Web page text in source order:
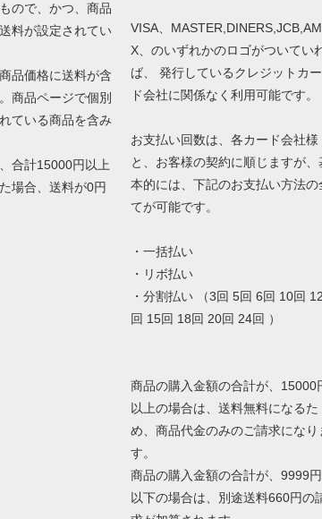
ので、かつ、商品
料が設定されてい
品価格に送料が含
商品ページで個別
ている商品を含み
合計15000円以上
場合、送料が0円
VISA、
X、のいずれかのロゴがついてい
ば、 発行しているクレジットカー
ド会社に関係なく利用可能です。
お支払い回数は、各カード会社様
と、お客様の契約に順じますが、
本的には、下記のお支払い方法の
てが可能です。
・一括払い
・リボ払い
・分割払い （3回 5回 6回 10回 12
回 15回 18回 20回 24回 ）
商品の購入金額の合計が、15000
以上の場合は、送料無料になるた
め、商品代金のみのご請求になり
す。
商品の購入金額の合計が、9999円
以下の場合は、別途送料660円の